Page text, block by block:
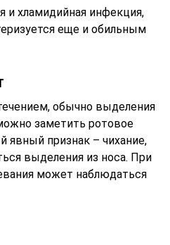
и хламидийная инфекция,
еще и обильным
обычно выделения
заметить ротовое
признак – чихание,
выделения из носа. При
может наблюдаться